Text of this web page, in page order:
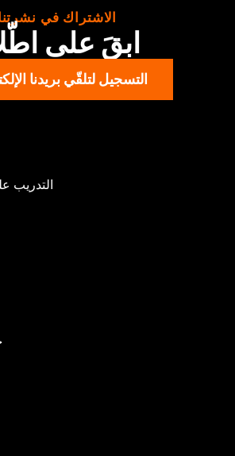
strap and installation instructions
الاشتراك في
ابقَ على
التسجيل لتلقّي بريدنا
التدريب